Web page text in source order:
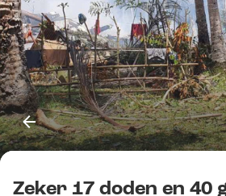
Zeker 17 doden en 40